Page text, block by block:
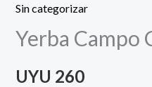
Sin categorizar
Yerba Campo
UYU 260